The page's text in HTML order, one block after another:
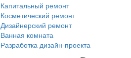
Капитальный ремонт
Косметический ремонт
Дизайнерский ремонт
Ванная комната
Разработка дизайн-проекта